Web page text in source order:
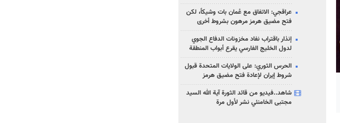
عراقجي: الاتفاق مع عُمان بات وشيكاً، لكن
فتح مضيق هرمز مرهون بشروط أخرى
إنذار باقتراب نفاد مخزونات الدفاع الجوي
لدول الخليج الفارسي يقرع أبواب المنطقة
الحرس الثوري: على الولايات المتحدة قبول
شروط إيران لإعادة فتح مضيق هرمز
شاهد..فيديو من قائد الثورة آية الله السيد
مجتبى الخامنئي نشر لأول مرة